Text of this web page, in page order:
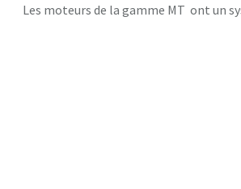
Les moteurs de la gamme MT ont un